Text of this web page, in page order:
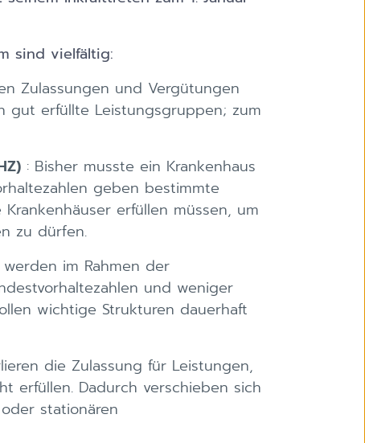
sind vielfältig:
Zulassungen und Vergütungen
gut erfüllte Leistungsgruppen; zum
: Bisher musste ein Krankenhaus
geben bestimmte
erfüllen müssen, um
zu dürfen.
im Rahmen der
und weniger
wichtige Strukturen dauerhaft
die Zulassung für Leistungen,
erfüllen. Dadurch verschieben sich
stationären